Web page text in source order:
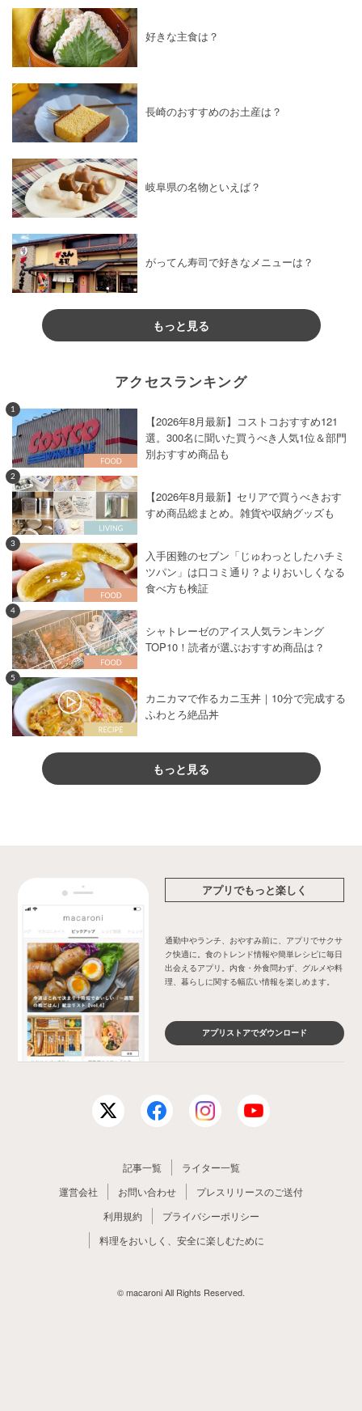
好きな主食は？
長崎のおすすめのお土産は？
岐阜県の名物といえば？
がってん寿司で好きなメニューは？
もっと見る
アクセスランキング
1
【2026年8月最新】コストコおすすめ121
選。300名に聞いた買うべき人気1位＆部門
別おすすめ商品も
2
【2026年8月最新】セリアで買うべきおす
すめ商品総まとめ。雑貨や収納グッズも
3
入手困難のセブン「じゅわっとしたハチミ
ツパン」は口コミ通り？よりおいしくなる
食べ方も検証
4
シャトレーゼのアイス人気ランキング
TOP10！読者が選ぶおすすめ商品は？
5
カニカマで作るカニ玉丼｜10分で完成する
ふわとろ絶品丼
もっと見る
アプリでもっと楽しく
通勤中やランチ、おやすみ前に、アプリでサクサ
ク快適に。食のトレンド情報や簡単レシピに毎日
出会えるアプリ。内食・外食問わず、グルメや料
理、暮らしに関する幅広い情報を楽しめます。
アプリストアでダウンロード
記事一覧
ライター一覧
運営会社
お問い合わせ
プレスリリースのご送付
利用規約
プライバシーポリシー
料理をおいしく、安全に楽しむために
© macaroni All Rights Reserved.